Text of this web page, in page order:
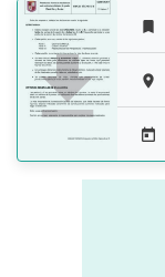



